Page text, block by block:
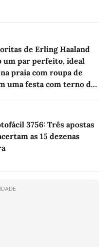
de Erling Haaland
um par perfeito, ideal
praia com roupa de
uma festa com terno de
3756: Três apostas
as 15 dezenas